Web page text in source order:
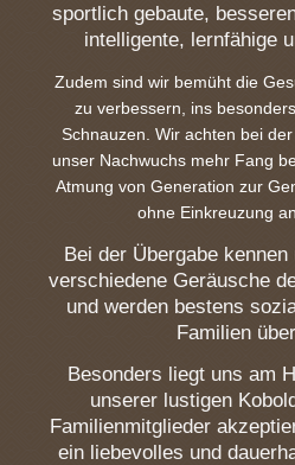
sportlich gebaute,
intelligente, lernfähige
Zudem sind wir bemüht die
zu verbessern, ins
Schnauzen. Wir achten bei
unser Nachwuchs mehr Fang
Atmung von Generation zur
ohne Einkreuzung
Bei der Übergabe
verschiedene Geräusche
und werden bestens
Familien
Besonders liegt uns am
unserer lustigen
Familienmitglieder
ein liebevolles und